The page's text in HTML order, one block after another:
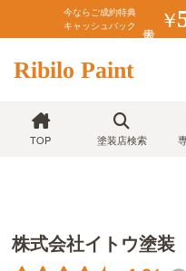
今ならご成約特典
キャッシュバック
￥
Ribilo Paint
TOP 塗装店検索
株式会社イトウ塗装